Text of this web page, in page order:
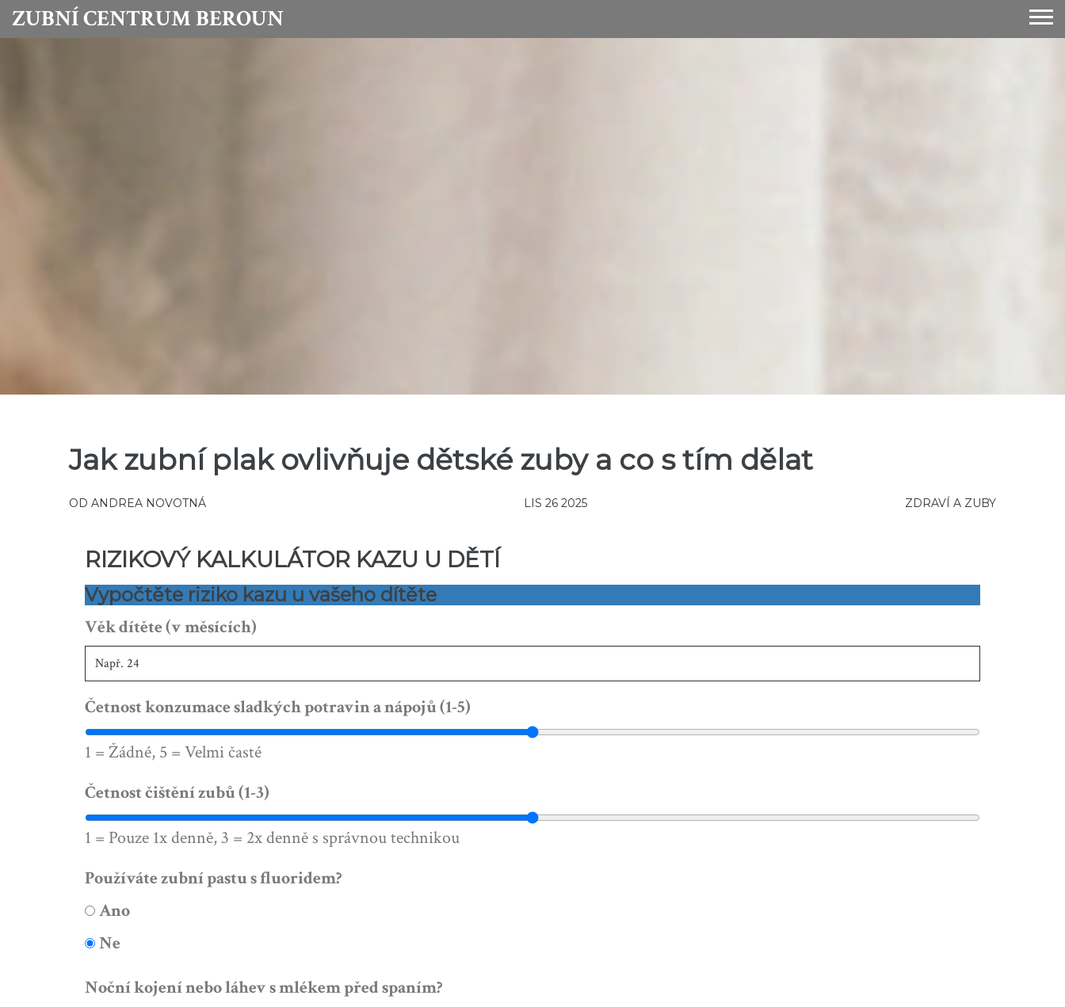
ZUBNÍ CENTRUM BEROUN
Jak zubní plak ovlivňuje dětské zuby a co s tím dělat
OD ANDREA NOVOTNÁ LIS 26 2025 ZDRAVÍ A ZUBY
RIZIKOVÝ KALKULÁTOR KAZU U DĚTÍ
Vypočtěte riziko kazu u vašeho dítěte
Věk dítěte (v měsících)
Četnost konzumace sladkých potravin a nápojů (1-5)
1 = Žádné, 5 = Velmi časté
Četnost čištění zubů (1-3)
1 = Pouze 1x denně, 3 = 2x denně s správnou technikou
Používáte zubní pastu s fluoridem?
Ano
Ne
Noční kojení nebo láhev s mlékem před spaním?